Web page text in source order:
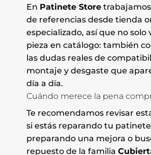
En Patinete Store
de referencias desde tienda
especializado, así que no solo
pieza en catálogo: también
las dudas reales de
montaje y desgaste que
día a día.
Cuándo merece la pena
Te recomendamos revisar
si estás reparando tu
preparando una mejora o
repuesto de la familia